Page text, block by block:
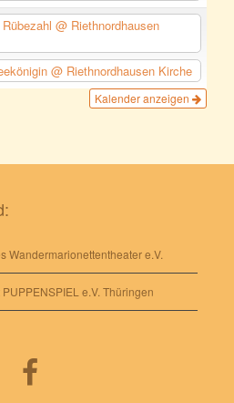
@ Riethnordhausen
@ Riethnordhausen Kirche
Kalender anzeigen
Wandermarionettentheater e.V.
e.V. Thüringen